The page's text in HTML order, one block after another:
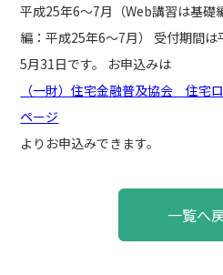
平成25年6～7月（Web講習は基礎
編：平成25年6～7月） 受付期間
5月31日です。 お申込みは
（一財）住宅金融普及協会 住宅
ページ
よりお申込みできます。
一覧へ